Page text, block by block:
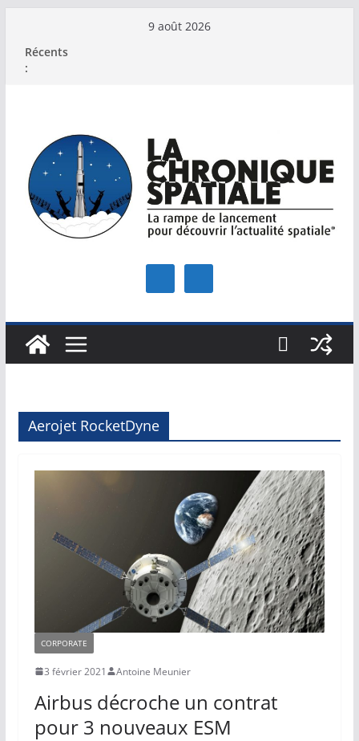
contenu
9 août 2026
Récents
:
Aerojet RocketDyne
CORPORATE
3 février 2021 Antoine Meunier
Airbus décroche un contrat
pour 3 nouveaux ESM